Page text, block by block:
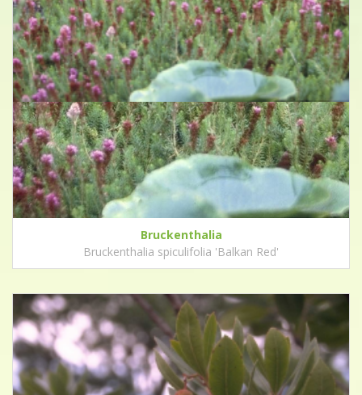
Bruckenthalia
Bruckenthalia spiculifolia 'Balkan Red'